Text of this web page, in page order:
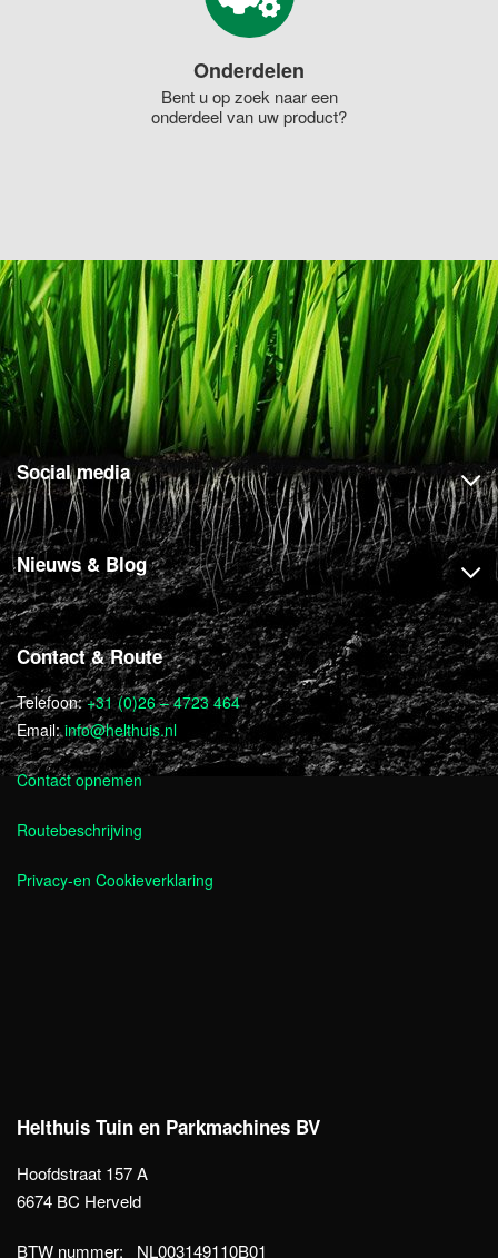
Onderdelen
Bent u op zoek naar een
onderdeel van uw product?
Social media
Nieuws & Blog
Contact & Route
Telefoon:+31 (0)26 – 4723 464
Email:info@helthuis.nl
Contact opnemen
Routebeschrijving
Privacy-en Cookieverklaring
Helthuis Tuin en Parkmachines BV
Hoofdstraat 157 A
6674 BC Herveld
BTW nummer: NL003149110B01